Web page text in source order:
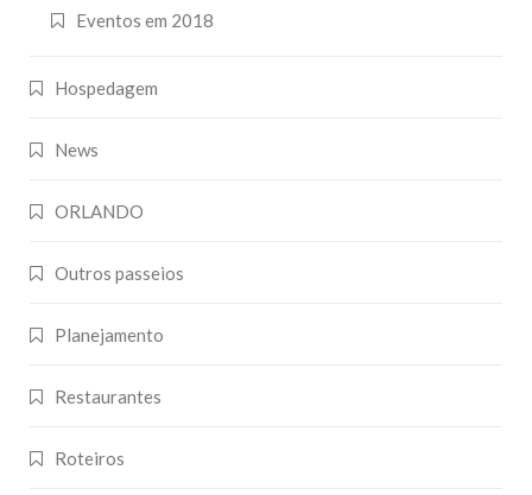
Eventos em 2018
Hospedagem
News
ORLANDO
Outros passeios
Planejamento
Restaurantes
Roteiros